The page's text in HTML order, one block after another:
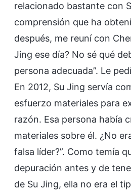
relacionado bastante con
comprensión que ha
después, me reuní con
Jing ese día? No sé qué
persona adecuada”. Le
En 2012, Su Jing servía
esfuerzo materiales para
razón. Esa persona había
materiales sobre él. ¿No
falsa líder?”. Como temía
depuración antes y de
de Su Jing, ella no era el